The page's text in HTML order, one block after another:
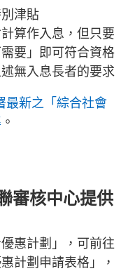
津貼
算作入息，但只要
要」即可符合資格
無入息長者的要求
最新之「綜合社會
。
審核中心提供
惠計劃」，可前往
計劃申請表格」，